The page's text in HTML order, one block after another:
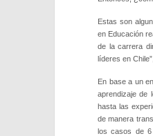
Estas son
en Educación
de la carrera
líderes en
En base a un
aprendizaje de
hasta las
de manera
los casos de 6